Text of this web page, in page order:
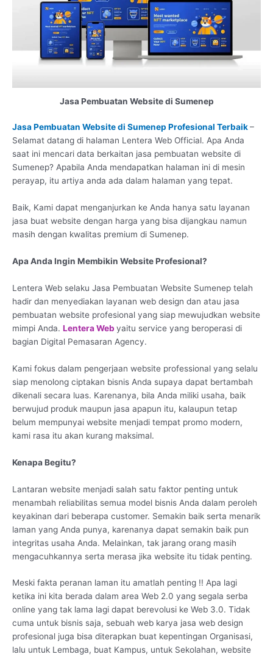
Jasa Pembuatan Website di Sumenep
Jasa Pembuatan Website di Sumenep Profesional Terbaik–
Selamat datang di halaman Lentera Web Official. Apa Anda
saat ini mencari data berkaitan jasa pembuatan website di
Sumenep? Apabila Anda mendapatkan halaman ini di mesin
perayap, itu artiya anda ada dalam halaman yang tepat.
Baik, Kami dapat menganjurkan ke Anda hanya satu layanan
jasa buat website dengan harga yang bisa dijangkau namun
masih dengan kwalitas premium di Sumenep.
Apa Anda Ingin Membikin Website Profesional?
Lentera Web selaku Jasa Pembuatan Website Sumenep telah
hadir dan menyediakan layanan web design dan atau jasa
pembuatan website profesional yang siap mewujudkan website
mimpi Anda. Lentera Web yaitu service yang beroperasi di
bagian Digital Pemasaran Agency.
Kami fokus dalam pengerjaan website professional yang selalu
siap menolong ciptakan bisnis Anda supaya dapat bertambah
dikenali secara luas. Karenanya, bila Anda miliki usaha, baik
berwujud produk maupun jasa apapun itu, kalaupun tetap
belum mempunyai website menjadi tempat promo modern,
kami rasa itu akan kurang maksimal.
Kenapa Begitu?
Lantaran website menjadi salah satu faktor penting untuk
menambah reliabilitas semua model bisnis Anda dalam peroleh
keyakinan dari beberapa customer. Semakin baik serta menarik
laman yang Anda punya, karenanya dapat semakin baik pun
integritas usaha Anda. Melainkan, tak jarang orang masih
mengacuhkannya serta merasa jika website itu tidak penting.
Meski fakta peranan laman itu amatlah penting !! Apa lagi
ketika ini kita berada dalam area Web 2.0 yang segala serba
online yang tak lama lagi dapat berevolusi ke Web 3.0. Tidak
cuma untuk bisnis saja, sebuah web karya jasa web design
profesional juga bisa diterapkan buat kepentingan Organisasi,
lalu untuk Lembaga, buat Kampus, untuk Sekolahan, website